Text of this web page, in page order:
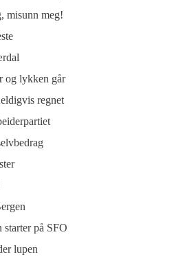
misunn meg!
og lykken går
regnet
starter på SFO
lupen